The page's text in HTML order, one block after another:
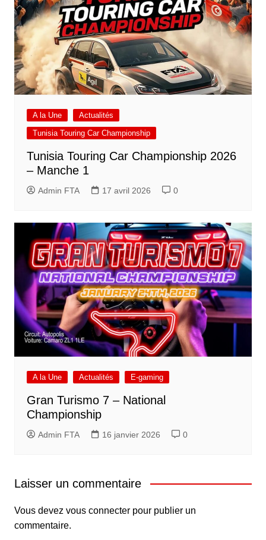
A la Une
Actualités
Tunisia Touring Car Championship
Tunisia Touring Car Championship 2026
– Manche 1
Admin FTA 17 avril 2026 0
A la Une Actualités E-gaming
Gran Turismo 7 – National
Championship
Admin FTA 16 janvier 2026 0
Laisser un commentaire
Vous devez vous connecterpour publier un
commentaire.